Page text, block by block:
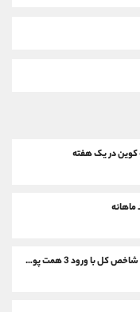
بورس 9 تیر 1405؛ رشد 68 هزار واحدی شاخص کل با ورود 3 همت پول حقیقی